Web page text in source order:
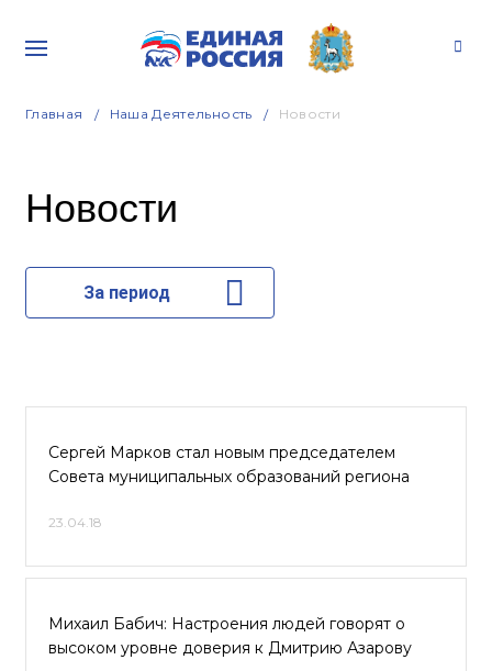
Главная Наша Деятельность Новости
Новости
За период
Сергей Марков стал новым председателем
Совета муниципальных образований региона
23.04.18
Михаил Бабич: Настроения людей говорят о
высоком уровне доверия к Дмитрию Азарову